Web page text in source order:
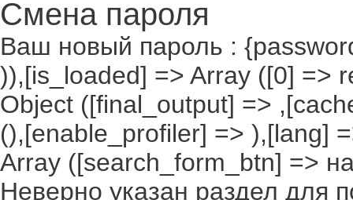
Смена пароля
Ваш новый пароль :
)),[is_loaded] => Array ([0] =>
Object ([final_output] =>
(),[enable_profiler] => ),[lang]
Array ([search_form_btn] =>
Неверно указан раздел для